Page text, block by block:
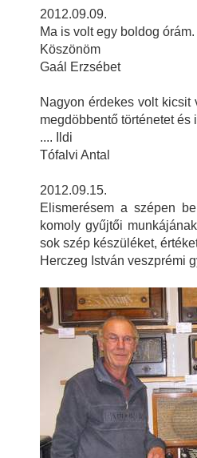
2012.09.09.
Ma is volt egy boldog
Köszönöm
Gaál Erzsébet
Nagyon érdekes volt
megdöbbentő történetet és
.... Ildi
Tófalvi Antal
2012.09.15.
Elismerésem a szépen
komoly gyűjtői
sok szép készüléket,
Herczeg István veszprémi